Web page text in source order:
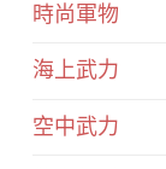
時尚軍物
海上武力
空中武力